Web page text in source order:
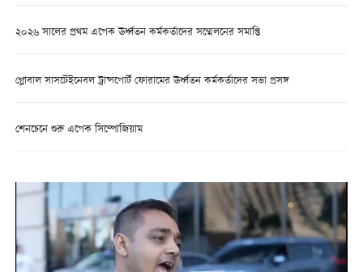
২০২৬ সালের প্রথম এপেক ঊর্ধ্বতন কর্মকর্তাদের সম্মেলনের সমাপ্তি
গ্লোবাল সাসটেইনেবল ট্রান্সপোর্ট ফোরামের ঊর্ধ্বতন কর্মকর্তাদের সভা প্রসঙ্গ
শেনচেনে শুরু এপেক সিম্পোজিয়াম